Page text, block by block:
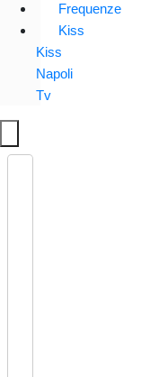
Frequenze
Kiss
Kiss
Napoli
Tv